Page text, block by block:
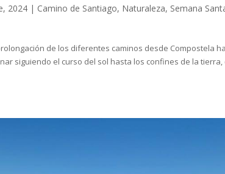
2024 | Camino de Santiago, Naturaleza, Semana
de los diferentes caminos desde Compostela
siguiendo el curso del sol hasta los confines de la